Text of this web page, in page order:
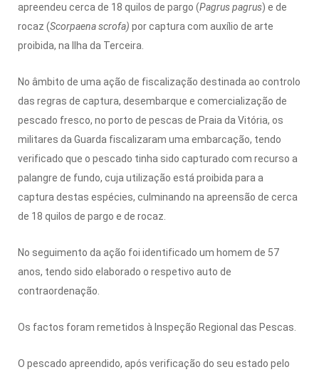
apreendeu cerca de 18 quilos de pargo (Pagrus pagrus) e de
rocaz (Scorpaena scrofa) por captura com auxílio de arte
proibida, na Ilha da Terceira.
No âmbito de uma ação de fiscalização destinada ao controlo
das regras de captura, desembarque e comercialização de
pescado fresco, no porto de pescas de Praia da Vitória, os
militares da Guarda fiscalizaram uma embarcação, tendo
verificado que o pescado tinha sido capturado com recurso a
palangre de fundo, cuja utilização está proibida para a
captura destas espécies, culminando na apreensão de cerca
de 18 quilos de pargo e de rocaz.
No seguimento da ação foi identificado um homem de 57
anos, tendo sido elaborado o respetivo auto de
contraordenação.
Os factos foram remetidos à Inspeção Regional das Pescas.
O pescado apreendido, após verificação do seu estado pelo